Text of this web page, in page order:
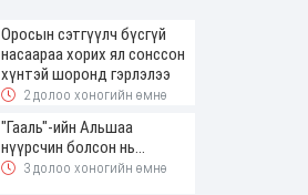
Оросын сэтгүүлч бүсгүй
насаараа хорих ял сонссон
хүнтэй шоронд гэрлэлээ
2 долоо хоногийн өмнө
"Гааль"-ийн Альшаа
нүүрсчин болсон нь...
3 долоо хоногийн өмнө